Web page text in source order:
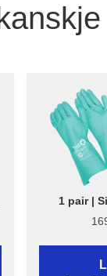
1 pair |